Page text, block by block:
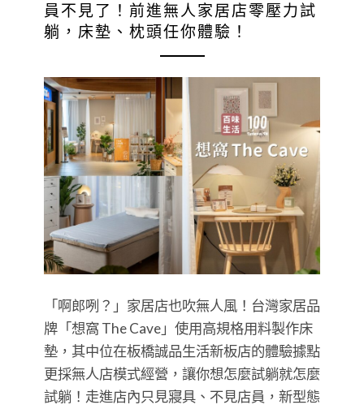
員不見了！前進無人家居店零壓力試
躺，床墊、枕頭任你體驗！
「啊郎咧？」家居店也吹無人風！台灣家居品
牌「想窩 The Cave」使用高規格用料製作床
墊，其中位在板橋誠品生活新板店的體驗據點
更採無人店模式經營，讓你想怎麼試躺就怎麼
試躺！走進店內只見寢具、不見店員，新型態